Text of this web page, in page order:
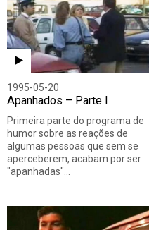
1995-05-20
Apanhados – Parte I
Primeira parte do programa de
humor sobre as reações de
algumas pessoas que sem se
aperceberem, acabam por ser
"apanhadas"…